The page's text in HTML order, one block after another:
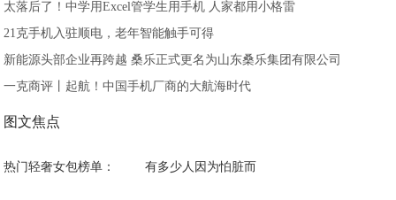
太落后了！中学用Excel管学生用手机 人家都用小格雷
21克手机入驻顺电，老年智能触手可得
新能源头部企业再跨越 桑乐正式更名为山东桑乐集团有限公司
一克商评丨起航！中国手机厂商的大航海时代
图文焦点
热门轻奢女包榜单： 有多少人因为怕脏而